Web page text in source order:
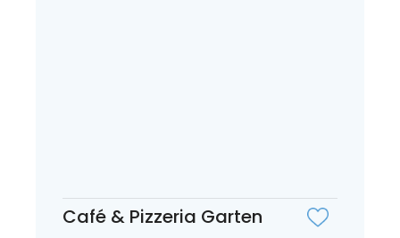
Café & Pizzeria Garten